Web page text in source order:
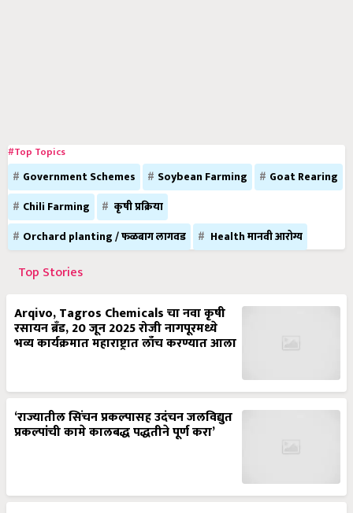
#Top Topics
Government Schemes Soybean Farming
Goat Rearing
Chili Farming
कृषी प्रक्रिया
Orchard planting / फळबाग लागवड
Health मानवी आरोग्य
Top Stories
Arqivo, Tagros Chemicals चा नवा कृषी
रसायन ब्रँड, 20 जून 2025 रोजी नागपूरमध्ये
भव्य कार्यक्रमात महाराष्ट्रात लाँच करण्यात आला
‘राज्यातील सिंचन प्रकल्पासह उदंचन जलविद्युत
प्रकल्पांची कामे कालबद्ध पद्धतीने पूर्ण करा’